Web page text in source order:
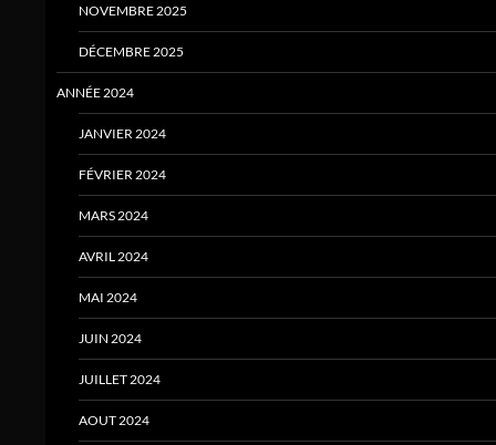
NOVEMBRE 2025
DÉCEMBRE 2025
ANNÉE 2024
JANVIER 2024
FÉVRIER 2024
MARS 2024
AVRIL 2024
MAI 2024
JUIN 2024
JUILLET 2024
AOUT 2024